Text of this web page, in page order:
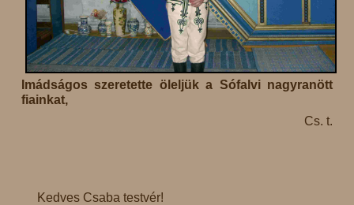
Imádságos szeretette öleljük a Sófalvi nagyranött
fiainkat,
Cs. t.
Kedves Csaba testvér!